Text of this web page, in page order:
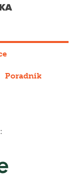
Poradnik